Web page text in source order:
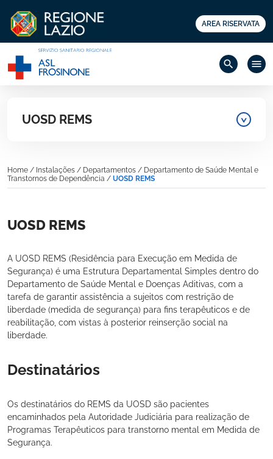
AREA RISERVATA
search menu
UOSD REMS
Home / Instalações / Departamentos / Departamento de Saúde Mental e
Transtornos de Dependência / UOSD REMS
UOSD REMS
A UOSD REMS (Residência para Execução em Medida de
Segurança) é uma Estrutura Departamental Simples dentro do
Departamento de Saúde Mental e Doenças Aditivas, com a
tarefa de garantir assistência a sujeitos com restrição de
liberdade (medida de segurança) para fins terapêuticos e de
reabilitação, com vistas à posterior reinserção social na
liberdade.
Destinatários
Os destinatários do REMS da UOSD são pacientes
encaminhados pela Autoridade Judiciária para realização de
Programas Terapêuticos para transtorno mental em Medida de
Segurança.